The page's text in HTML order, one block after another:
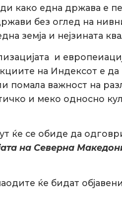
како една држава е
без оглед на
земја и нејзината
и
на Индексот е
помала важност на
и меко односно
ќе се обиде да
на Северна
ќе бидат